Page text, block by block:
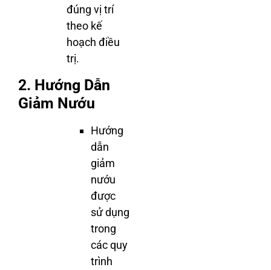
đúng vị trí
theo kế
hoạch điều
trị.
2. Hướng Dẫn
Giảm Nướu
Hướng
dẫn
giảm
nướu
được
sử dụng
trong
các quy
trình